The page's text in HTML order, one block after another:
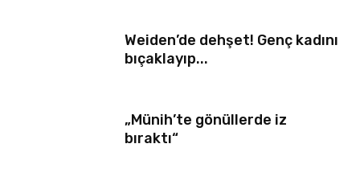
Weiden’de dehşet! Genç kadını
bıçaklayıp...
„Münih’te gönüllerde iz
bıraktı“